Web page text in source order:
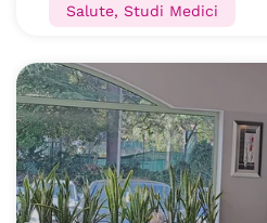
Salute, Studi Medici